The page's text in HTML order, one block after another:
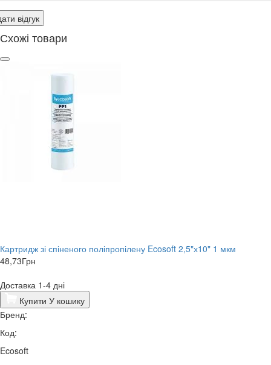
відгук
Схожі товари
Картридж зі спіненого поліпропілену Ecosoft 2,5"х10" 1 мкм
48,73Грн
Доставка 1-4 дні
Купити У кошику
Бренд:
Код:
Ecosoft